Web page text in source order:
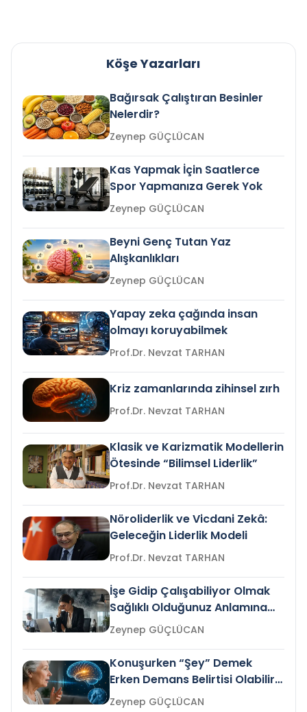
Köşe Yazarları
Bağırsak Çalıştıran Besinler
Nelerdir?
Zeynep GÜÇLÜCAN
Kas Yapmak İçin Saatlerce
Spor Yapmanıza Gerek Yok
Zeynep GÜÇLÜCAN
Beyni Genç Tutan Yaz
Alışkanlıkları
Zeynep GÜÇLÜCAN
Yapay zeka çağında insan
olmayı koruyabilmek
Prof.Dr. Nevzat TARHAN
Kriz zamanlarında zihinsel zırh
Prof.Dr. Nevzat TARHAN
Klasik ve Karizmatik Modellerin
Ötesinde “Bilimsel Liderlik”
Prof.Dr. Nevzat TARHAN
Nöroliderlik ve Vicdani Zekâ:
Geleceğin Liderlik Modeli
Prof.Dr. Nevzat TARHAN
İşe Gidip Çalışabiliyor Olmak
Sağlıklı Olduğunuz Anlamına
Gelir mi?Zeynep GÜÇLÜCAN
Konuşurken “Şey” Demek
Erken Demans Belirtisi Olabilir
mi?
Zeynep GÜÇLÜCAN